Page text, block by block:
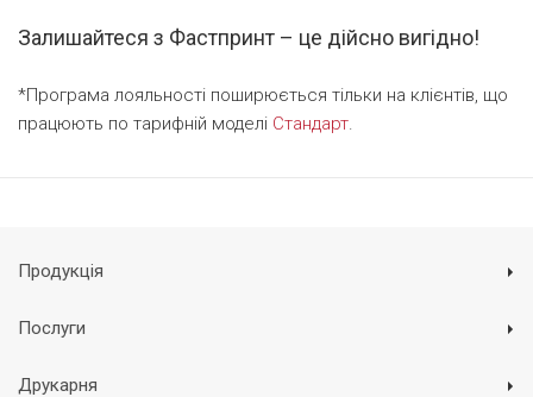
Залишайтеся з Фастпринт – це дійсно вигідно!
*Програма лояльності поширюється тільки на клієнтів, що
працюють по тарифній моделі Стандарт.
Продукція
Послуги
Друкарня